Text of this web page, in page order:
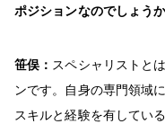
ポジションなのでしょう
笹俣： スペシャリストと
ンです。自身の専門領域
スキルと経験を有してい